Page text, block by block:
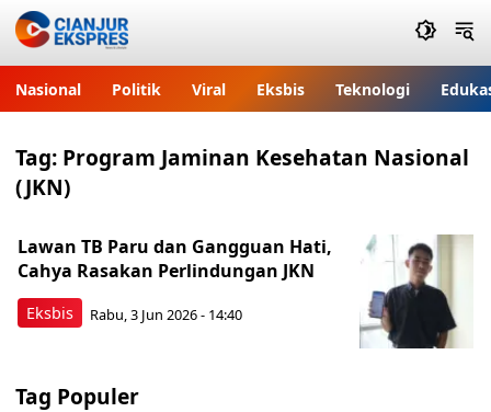
Nasional Politik Viral Eksbis Teknologi
Tag: Program Jaminan Kesehatan Nasional
(JKN)
Eksbis
Lawan TB Paru dan Gangguan Hati,
Cahya Rasakan Perlindungan JKN
Rabu, 3 Jun 2026 - 14:40
Tag Populer